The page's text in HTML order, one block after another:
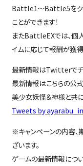
Battle1～Battle5をク
ことができます！
またBattleEXでは、個
イムに応じて報酬が獲得
最新情報はTwitterでチ
最新情報はこちらの公
美少女妖怪＆神様と共
Tweets by
※キャンペーンの内容
ざいます。
ゲームの最新情報につ